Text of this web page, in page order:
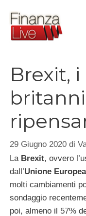
contenuto
Brexit,
29 Giugno 2020 di
La Brexit, ovvero
dall’Unione Europea
molti cambiamenti
sondaggio
poi, almeno il 57%